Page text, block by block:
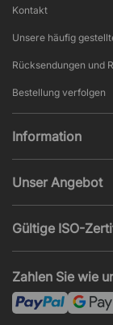
Kontakt
Unsere häufig
Rücksendungen und
Bestellung verfolgen
Information
AGB und Widerruf
Beliebte Seiten
News und Artikel
Unser Angebot
Projekte, Angebote &
Montage
Zahlen Sie wie
Gültige ISO-
ISO 14001
ISO 45001